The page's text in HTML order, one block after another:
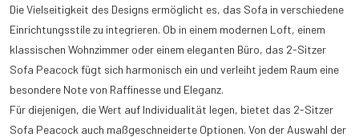
Die Vielseitigkeit des Designs ermöglicht es, das Sofa in verschiedene
Einrichtungsstile zu integrieren. Ob in einem modernen Loft, einem
klassischen Wohnzimmer oder einem eleganten Büro, das 2-Sitzer
Sofa Peacock fügt sich harmonisch ein und verleiht jedem Raum eine
besondere Note von Raffinesse und Eleganz.
Für diejenigen, die Wert auf Individualität legen, bietet das 2-Sitzer
Sofa Peacock auch maßgeschneiderte Optionen. Von der Auswahl der